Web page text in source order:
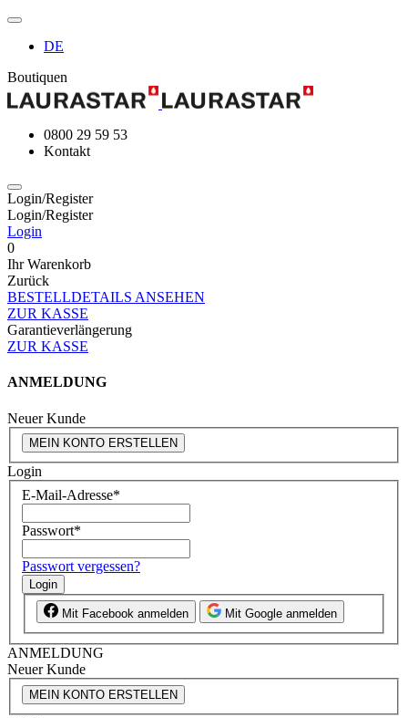
DE
Boutiquen
0800 29 59 53
Kontakt
Login/Register
Login/Register
Login
0
Ihr Warenkorb
Zurück
BESTELLDETAILS ANSEHEN
ZUR KASSE
Garantieverlängerung
ZUR KASSE
ANMELDUNG
Neuer Kunde
MEIN KONTO ERSTELLEN
Login
E-Mail-Adresse*
Passwort*
Passwort vergessen?
Login
Mit Facebook anmelden Mit Google anmelden
ANMELDUNG
Neuer Kunde
MEIN KONTO ERSTELLEN